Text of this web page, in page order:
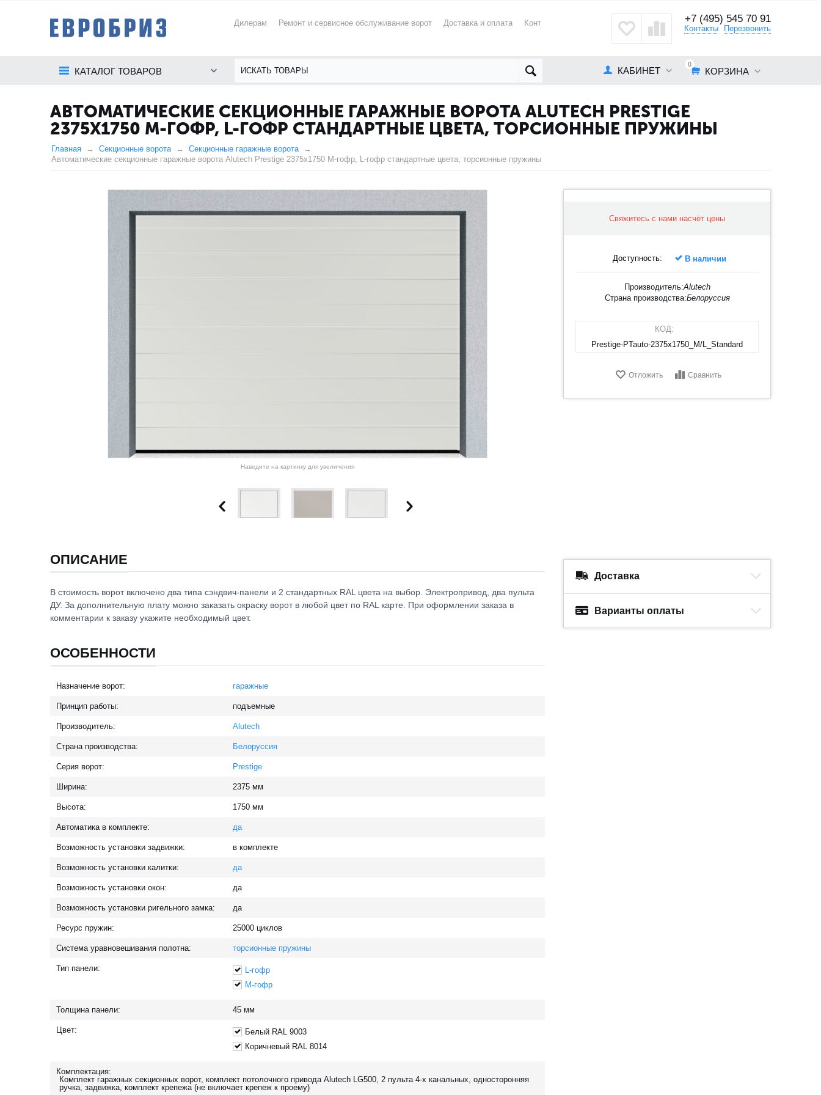
Дилерам Ремонт и сервисное обслуживание ворот Доставка и оплата Контакты +7 (495) 545 70 91
Контакты Перезвонить
КАТАЛОГ ТОВАРОВ
0
КОРЗИНА
КАБИНЕТ
АВТОМАТИЧЕСКИЕ СЕКЦИОННЫЕ ГАРАЖНЫЕ ВОРОТА ALUTECH PRESTIGE
2375Х1750 M-ГОФР, L-ГОФР СТАНДАРТНЫЕ ЦВЕТА, ТОРСИОННЫЕ ПРУЖИНЫ
Главная Секционные ворота
Секционные гаражные ворота
Автоматические секционные гаражные ворота Alutech Prestige 2375х1750 M-гофр, L-гофр стандартные цвета, торсионные пружины
Наведите на картинку для увеличения
Свяжитесь с нами насчёт цены
Доступность: В наличии
Производитель:Alutech
Страна производства:Белоруссия
КОД:
Prestige-PTauto-2375х1750_M/L_Standard
Отложить Сравнить
ОПИСАНИЕ
В стоимость ворот включено два типа сэндвич-панели и 2 стандартных RAL цвета на выбор. Электропривод, два пульта
ДУ. За дополнительную плату можно заказать окраску ворот в любой цвет по RAL карте. При оформлении заказа в
комментарии к заказу укажите необходимый цвет.
ОСОБЕННОСТИ
Назначение ворот: гаражные
Принцип работы: подъемные
Производитель: Alutech
Страна производства: Белоруссия
Серия ворот: Prestige
Ширина: 2375 мм
Высота: 1750 мм
Автоматика в комплекте: да
Возможность установки задвижки: в комплекте
Возможность установки калитки: да
Возможность установки окон: да
Возможность установки ригельного замка: да
Ресурс пружин: 25000 циклов
Система уравновешивания полотна: торсионные пружины
Тип панели:
L-гофр
M-гофр
Толщина панели: 45 мм
Цвет:
Белый RAL 9003
Коричневый RAL 8014
Комплектация:
Комплект гаражных секционных ворот, комплект потолочного привода Alutech LG500, 2 пульта 4-х канальных, односторонняя
ручка, задвижка, комплект крепежа (не включает крепеж к проему)
Доставка
Варианты оплаты